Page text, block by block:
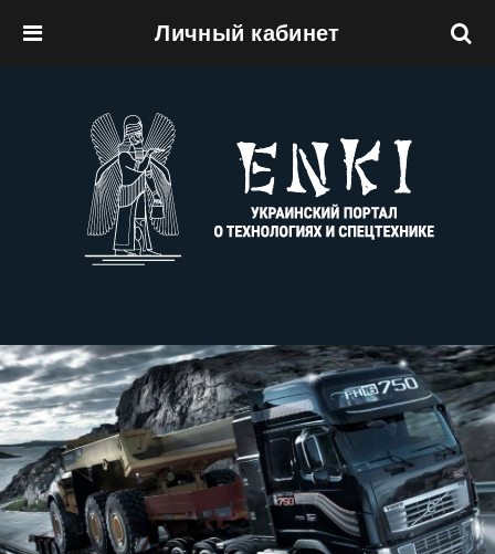
Личный кабинет